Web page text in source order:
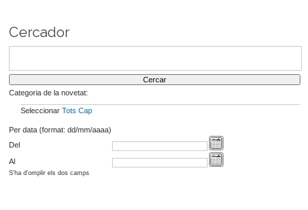
Cercador
Categoria de la novetat:
Seleccionar Tots Cap
Per data (format: dd/mm/aaaa)
Del
Al
S'ha d'omplir els dos camps